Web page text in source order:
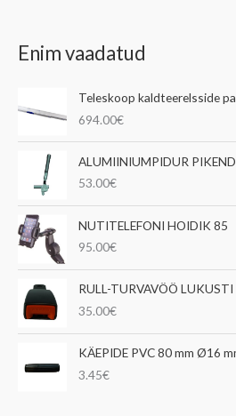
Enim vaadatud
Teleskoop kaldteerelsside
694.00€
ALUMIINIUMPIDUR
53.00€
NUTITELEFONI HOIDIK 85
95.00€
RULL-TURVAVÖÖ LUKUSTI
35.00€
KÄEPIDE PVC 80 mm Ø16
3.45€